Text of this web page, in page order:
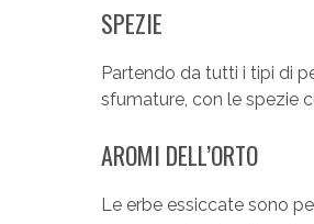
SPEZIE
Partendo da tutti i tipi di
sfumature, con le spezie
AROMI DELL’ORTO
Le erbe essiccate sono